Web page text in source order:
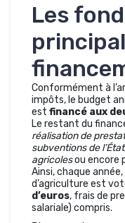
Les
Conformément à
impôts, le budget
est financé aux
Le restant du
réalisation de
subventions de l’État
agricolesou encore
Ainsi, chaque
d’agriculture est
d’euros, frais de
salariale) compris.